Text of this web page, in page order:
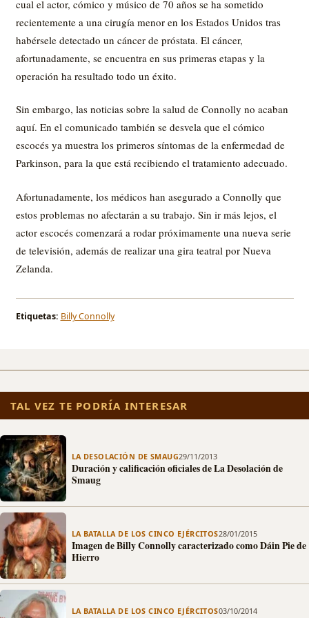
cual el actor, cómico y músico de 70 años se ha sometido
recientemente a una cirugía menor en los Estados Unidos tras
habérsele detectado un cáncer de próstata. El cáncer,
afortunadamente, se encuentra en sus primeras etapas y la
operación ha resultado todo un éxito.
Sin embargo, las noticias sobre la salud de Connolly no acaban
aquí. En el comunicado también se desvela que el cómico
escocés ya muestra los primeros síntomas de la enfermedad de
Parkinson, para la que está recibiendo el tratamiento adecuado.
Afortunadamente, los médicos han asegurado a Connolly que
estos problemas no afectarán a su trabajo. Sin ir más lejos, el
actor escocés comenzará a rodar próximamente una nueva serie
de televisión, además de realizar una gira teatral por Nueva
Zelanda.
Etiquetas: Billy Connolly
TAL VEZ TE PODRÍA INTERESAR
LA DESOLACIÓN DE SMAUG29/11/2013
Duración y calificación oficiales de La Desolación de
Smaug
LA BATALLA DE LOS CINCO EJÉRCITOS28/01/2015
Imagen de Billy Connolly caracterizado como Dáin Pie de
Hierro
LA BATALLA DE LOS CINCO EJÉRCITOS03/10/2014